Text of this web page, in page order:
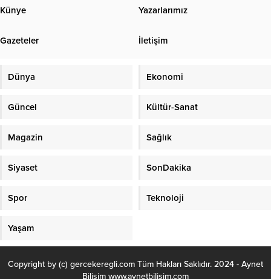
liraya, SED ödemesi 9 bin 723
liraya yükseldi. Aile ve Sosyal
Göktaş, toplumun dezavantajlı
bir konuşma yaptı. Açıklama şöyle:
Partilerimizin ve Sivil Toplum
Künye Yazarlarımız
Gazeteler İletişim
Dünya Ekonomi
Güncel Kültür-Sanat
Magazin Sağlık
Siyaset SonDakika
Spor Teknoloji
Yaşam
Copyright by (c) gercekeregli.com Tüm Hakları Saklıdır. 2024 - Aynet
Bilişim www.aynetbilisim.com